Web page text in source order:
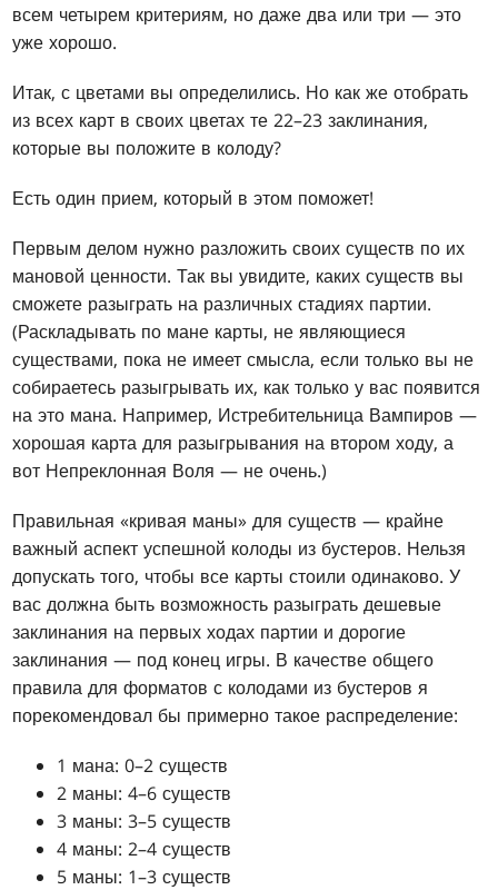
всем четырем критериям, но даже два или три — это
уже хорошо.
Итак, с цветами вы определились. Но как же отобрать
из всех карт в своих цветах те 22–23 заклинания,
которые вы положите в колоду?
Есть один прием, который в этом поможет!
Первым делом нужно разложить своих существ по их
мановой ценности. Так вы увидите, каких существ вы
сможете разыграть на различных стадиях партии.
(Раскладывать по мане карты, не являющиеся
существами, пока не имеет смысла, если только вы не
собираетесь разыгрывать их, как только у вас появится
на это мана. Например, Истребительница Вампиров —
хорошая карта для разыгрывания на втором ходу, а
вот Непреклонная Воля — не очень.)
Правильная «кривая маны» для существ — крайне
важный аспект успешной колоды из бустеров. Нельзя
допускать того, чтобы все карты стоили одинаково. У
вас должна быть возможность разыграть дешевые
заклинания на первых ходах партии и дорогие
заклинания — под конец игры. В качестве общего
правила для форматов с колодами из бустеров я
порекомендовал бы примерно такое распределение:
1 мана: 0–2 существ
2 маны: 4–6 существ
3 маны: 3–5 существ
4 маны: 2–4 существ
5 маны: 1–3 существ